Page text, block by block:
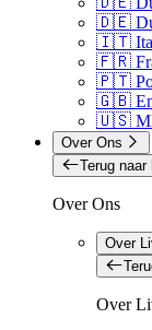
🇩🇪
🇮🇹
🇫🇷
🇵🇹
🇬🇧
🇺🇸
Over Ons
Terug naar
Over Ons
Over
Over